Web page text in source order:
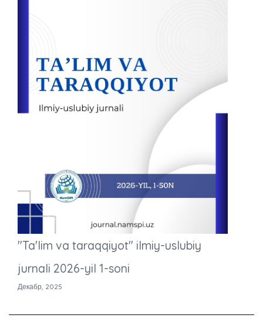
"Ta'lim va taraqqiyot" ilmiy-uslubiy
jurnali 2026-yil 1-soni
Декабр, 2025